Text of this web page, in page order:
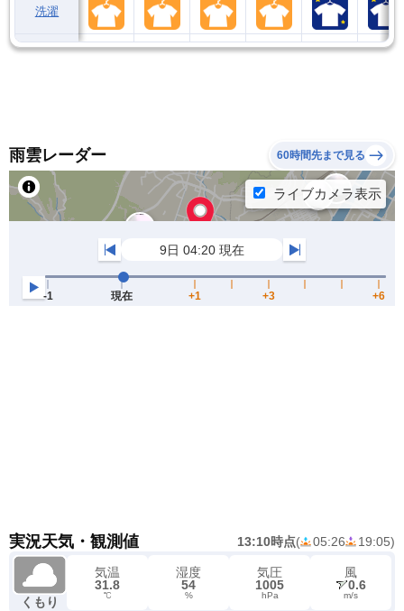
洗濯
雨雲レーダー 60時間先まで見る
実況天気・観測値 13:10時点( 05:26 19:05)
くもり
気温
31.8
℃
湿度
54
%
気圧
1005
hPa
風
0.6
m/s